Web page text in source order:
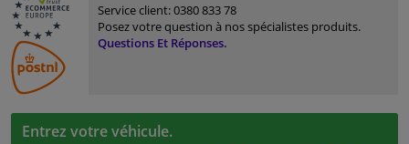
Service client:0380 833 78
Posez votre question à nos spécialistes produits.
Questions Et Réponses.
Entrez votre véhicule.